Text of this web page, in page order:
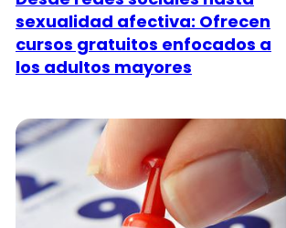
sexualidad afectiva: Ofrecen
cursos gratuitos enfocados a
los adultos mayores